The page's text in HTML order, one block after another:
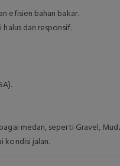
efisien bahan bakar.
dan responsif.
medan, seperti Gravel,
kondisi jalan.